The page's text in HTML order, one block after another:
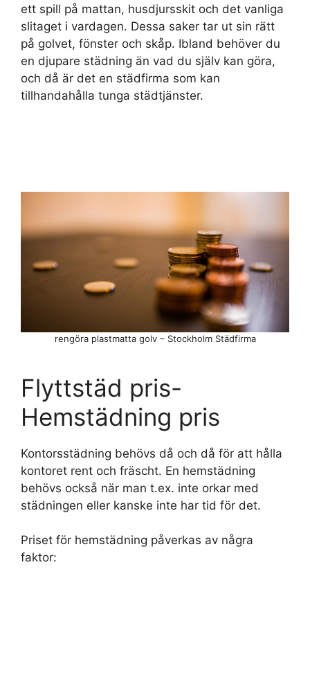
ett spill på mattan, husdjursskit och det vanliga
slitaget i vardagen. Dessa saker tar ut sin rätt
på golvet, fönster och skåp. Ibland behöver du
en djupare städning än vad du själv kan göra,
och då är det en städfirma som kan
tillhandahålla tunga städtjänster.
rengöra plastmatta golv – Stockholm Städfirma
Flyttstäd pris-
Hemstädning pris
Kontorsstädning behövs då och då för att hålla
kontoret rent och fräscht. En hemstädning
behövs också när man t.ex. inte orkar med
städningen eller kanske inte har tid för det.
Priset för hemstädning påverkas av några
faktor: